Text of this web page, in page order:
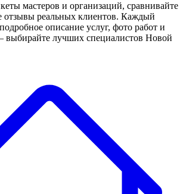
мастеров и организаций, сравнивайте
отзывы реальных клиентов. Каждый
описание услуг, фото работ и
выбирайте лучших специалистов Новой